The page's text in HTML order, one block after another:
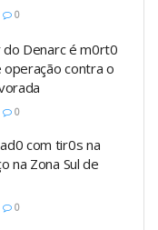
0
Denarc é m0rt0
contra o
0
com tir0s na
na Zona Sul de
0